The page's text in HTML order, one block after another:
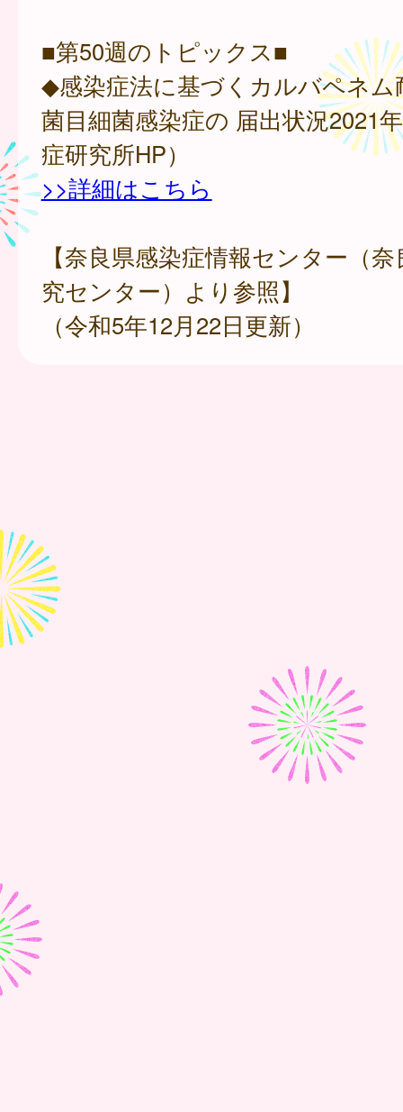
■第50週のトピックス■
◆感染症法に基づくカルバペネム
菌目細菌感染症の 届出状況2021
症研究所HP）
>>詳細はこちら
【奈良県感染症情報センター（
究センター）より参照】
（令和5年12月22日更新）